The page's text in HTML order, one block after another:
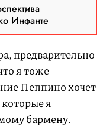
Инфанте
предварительно
я тоже
Пеппино хочет
я
бармену.